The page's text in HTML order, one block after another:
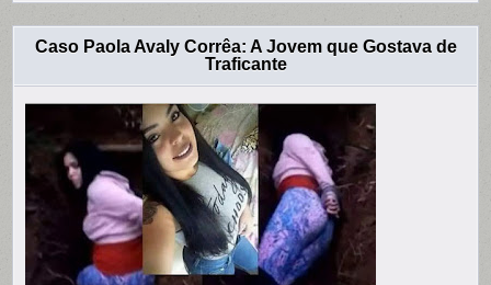
Caso Paola Avaly Corrêa: A Jovem que Gostava de
Traficante